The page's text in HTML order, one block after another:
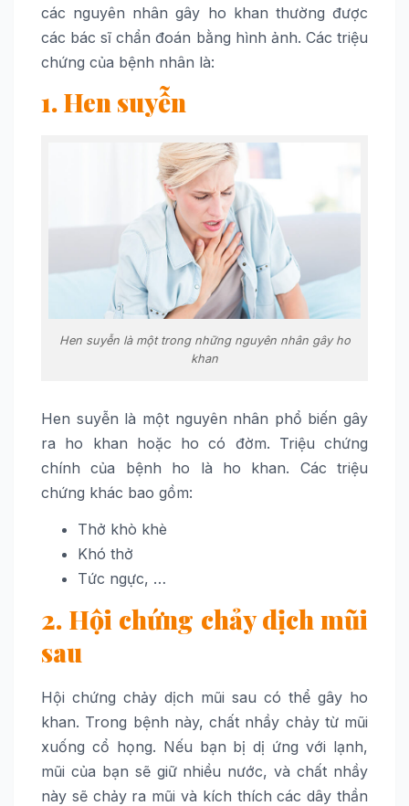
các nguyên nhân gây ho khan thường được
các bác sĩ chẩn đoán bằng hình ảnh. Các triệu
chứng của bệnh nhân là:
1. Hen suyễn
Hen suyễn là một trong những nguyên nhân gây ho
khan
Hen suyễn là một nguyên nhân phổ biến gây
ra ho khan hoặc ho có đờm. Triệu chứng
chính của bệnh ho là ho khan. Các triệu
chứng khác bao gồm:
Thở khò khè
Khó thở
Tức ngực, …
2. Hội chứng chảy dịch mũi
sau
Hội chứng chảy dịch mũi sau có thể gây ho
khan. Trong bệnh này, chất nhầy chảy từ mũi
xuống cổ họng. Nếu bạn bị dị ứng với lạnh,
mũi của bạn sẽ giữ nhiều nước, và chất nhầy
này sẽ chảy ra mũi và kích thích các dây thần